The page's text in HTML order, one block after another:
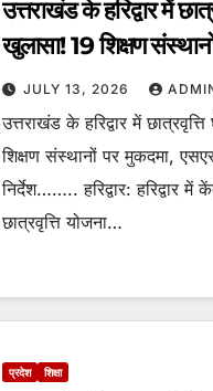
उत्तराखंड के हरिद्वार में
खुलासा! 19 शिक्षण
एसआईटी जांच के दिए
JULY 13, 2026
उत्तराखंड के हरिद्वार में
शिक्षण संस्थानों पर मुकदमा,
निर्देश…….. हरिद्वार: हरिद्वार
छात्रवृत्ति योजना…
प्रदेश शिक्षा